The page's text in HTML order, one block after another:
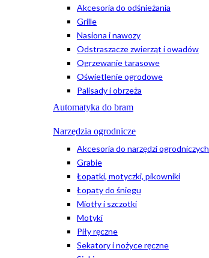
Akcesoria do odśnieżania
Grille
Nasiona i nawozy
Odstraszacze zwierząt i owadów
Ogrzewanie tarasowe
Oświetlenie ogrodowe
Palisady i obrzeża
Automatyka do bram
Narzędzia ogrodnicze
Akcesoria do narzędzi ogrodniczych
Grabie
Łopatki, motyczki, pikowniki
Łopaty do śniegu
Miotły i szczotki
Motyki
Piły ręczne
Sekatory i nożyce ręczne